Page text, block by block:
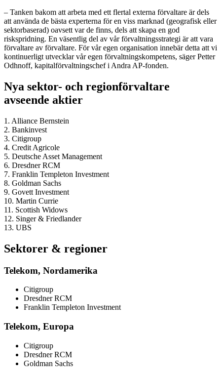
– Tanken bakom att arbeta med ett flertal externa förvaltare är dels
att använda de bästa experterna för en viss marknad (geografisk eller
sektorbaserad) oavsett var de finns, dels att skapa en god
riskspridning. En väsentlig del av vår förvaltningsstrategi är att vara
förvaltare av förvaltare. För vår egen organisation innebär detta att vi
kontinuerligt utvecklar vår egen förvaltningskompetens, säger Petter
Odhnoff, kapitalförvaltningschef i Andra AP-fonden.
Nya sektor- och regionförvaltare
avseende aktier
1. Alliance Bernstein
2. Bankinvest
3. Citigroup
4. Credit Agricole
5. Deutsche Asset Management
6. Dresdner RCM
7. Franklin Templeton Investment
8. Goldman Sachs
9. Govett Investment
10. Martin Currie
11. Scottish Widows
12. Singer & Friedlander
13. UBS
Sektorer & regioner
Telekom, Nordamerika
Citigroup
Dresdner RCM
Franklin Templeton Investment
Telekom, Europa
Citigroup
Dresdner RCM
Goldman Sachs